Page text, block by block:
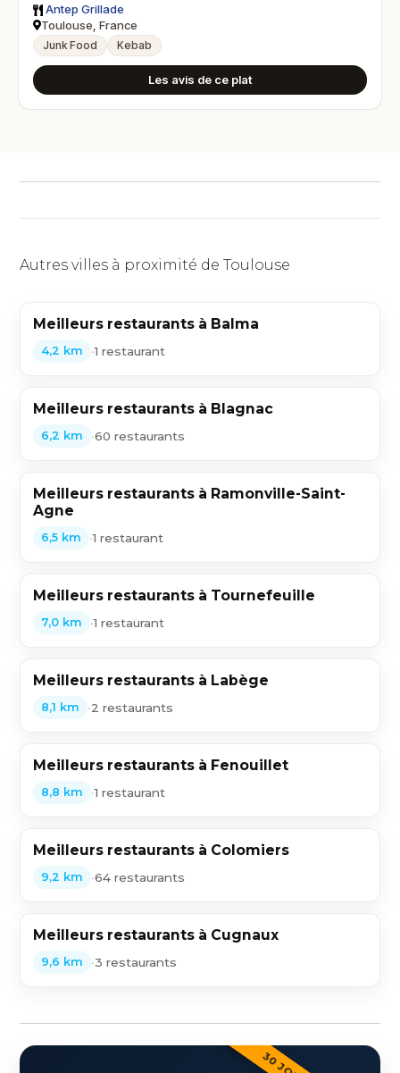
Antep Grillade
Toulouse, France
Junk Food Kebab
Les avis de ce plat
Autres villes à proximité de Toulouse
Meilleurs restaurants à Balma
4,2 km •1 restaurant
Meilleurs restaurants à Blagnac
6,2 km •60 restaurants
Meilleurs restaurants à Ramonville-Saint-
Agne
6,5 km •1 restaurant
Meilleurs restaurants à Tournefeuille
7,0 km •1 restaurant
Meilleurs restaurants à Labège
8,1 km •2 restaurants
Meilleurs restaurants à Fenouillet
8,8 km •1 restaurant
Meilleurs restaurants à Colomiers
9,2 km •64 restaurants
Meilleurs restaurants à Cugnaux
9,6 km •3 restaurants